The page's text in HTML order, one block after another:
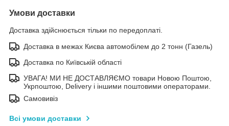
Умови доставки
Доставка здійснюється тільки по передоплаті.
Доставка в межах Києва автомобілем до 2 тонн (Газель)
Доставка по Київській області
УВАГА! МИ НЕ ДОСТАВЛЯЄМО товари Новою Поштою,
Укрпоштою, Delivery і іншими поштовими операторами.
Самовивіз
Всі умови доставки